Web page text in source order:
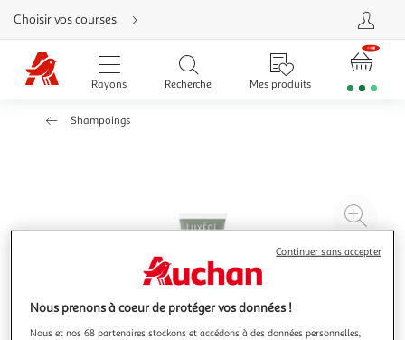
Aller
directement
au
contenu
Aller
directement
Aller
Choisir vos courses
Rayons Recherche Mes produits
Shampoings
à
Nous prenons à coeur de protéger vos données !
Nous et nos 68 partenaires stockons et accédons à des données personnelles,
Continuer sans accepter